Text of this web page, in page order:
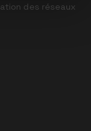
des réseaux